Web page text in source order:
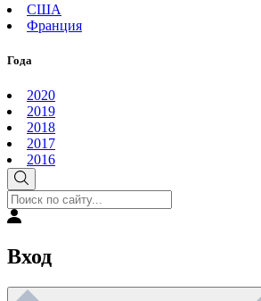
США
Франция
Года
2020
2019
2018
2017
2016
Вход